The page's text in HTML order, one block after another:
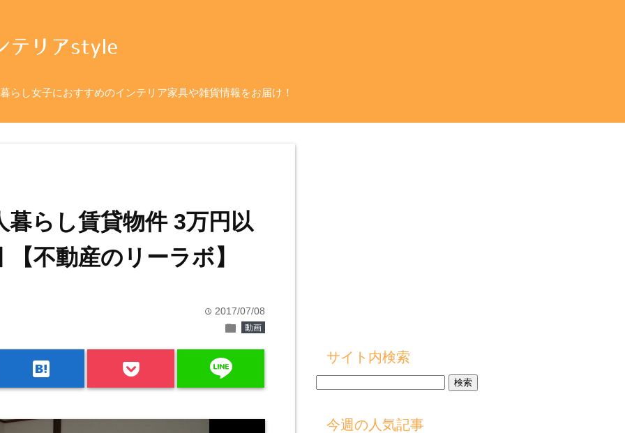
らし女子におすすめのインテリア家具や雑貨情報をお届け！
暮らし賃貸物件 3万円以
不動産のリーラボ】
time 2017/07/08
folder 動画
hatenabookmark line サイト内検索
今週の人気記事